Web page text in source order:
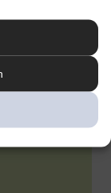
sind also
kein Grund
Ursache betrifft,